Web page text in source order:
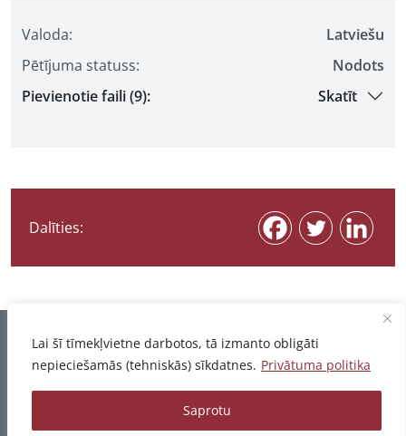
Lai šī tīmekļvietne darbotos, tā izmanto obligāti
nepieciešamās (tehniskās) sīkdatnes. Privātuma politika
Saprotu
Valoda:
Latviešu
Pētījuma statuss:
Nodots
Pievienotie faili (9):
Skatīt
Dalīties:
Informācija pēdējo reizi atjaunota 07.08.2026
© 2026 - Pētījumu un publikāciju datubāze